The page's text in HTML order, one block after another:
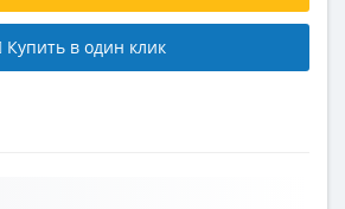
Купить в один клик